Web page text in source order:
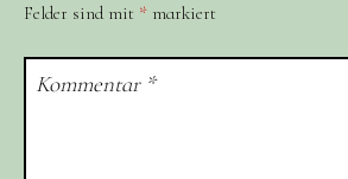
Felder sind mit * markiert
Kommentar *